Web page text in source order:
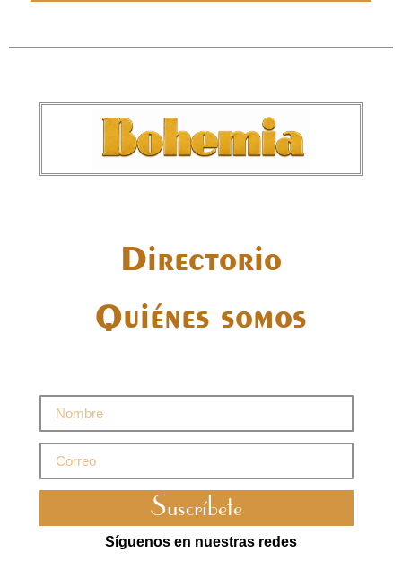
Directorio
Quiénes somos
Suscríbete
Síguenos en nuestras redes